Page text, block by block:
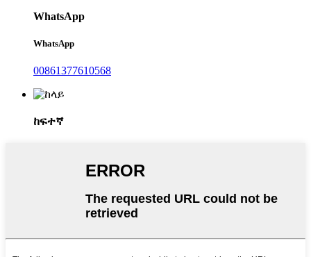
WhatsApp
WhatsApp
00861377610568
ከፍተኛ